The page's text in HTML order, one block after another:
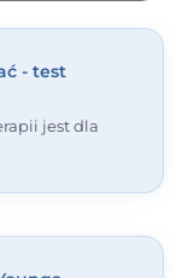
- test
jest dla